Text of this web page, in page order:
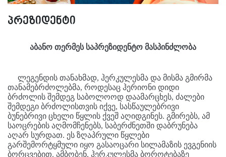
პრეზიდენტი
აბანო თერმეს საპრეზიდენტო მასპინძლობა
ლეგენდის თანახმად, ჰერკულესმა და მისმა გმირმა
თანამებრძოლებმა, როდესაც ჰერიონი დიდი
ბრძოლის შემდეგ საბოლოოდ დაამარცხეს, ძალები
შემდეგი ბრძოლისთვის იქვე, სასწაულებრივი
ბუნებრივი ცხელი წყლის ქვეშ აღიდგინეს. გმირებს, ამ
საოცრების აღმომჩენებს, საბერძნეთში დაბრუნება
აღარ სურდათ. ეს ზღაპრული წყლები
გარშემორტყმული იყო გასაოცარი სილამაზის ევგენიის
ბორცვებით. ამბობენ, ჰერკულესმა ბოროტებაზე